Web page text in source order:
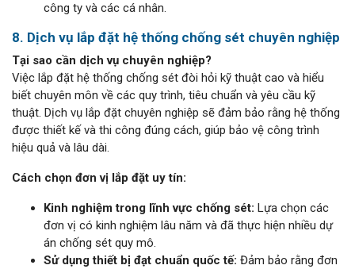
công ty và các cá nhân.
8. Dịch vụ lắp đặt hệ thống chống sét chuyên nghiệp
Tại sao cần dịch vụ chuyên nghiệp?
Việc lắp đặt hệ thống chống sét đòi hỏi kỹ thuật cao và hiểu
biết chuyên môn về các quy trình, tiêu chuẩn và yêu cầu kỹ
thuật. Dịch vụ lắp đặt chuyên nghiệp sẽ đảm bảo rằng hệ thống
được thiết kế và thi công đúng cách, giúp bảo vệ công trình
hiệu quả và lâu dài.
Cách chọn đơn vị lắp đặt uy tín:
Kinh nghiệm trong lĩnh vực chống sét: Lựa chọn các
đơn vị có kinh nghiệm lâu năm và đã thực hiện nhiều dự
án chống sét quy mô.
Sử dụng thiết bị đạt chuẩn quốc tế: Đảm bảo rằng đơn